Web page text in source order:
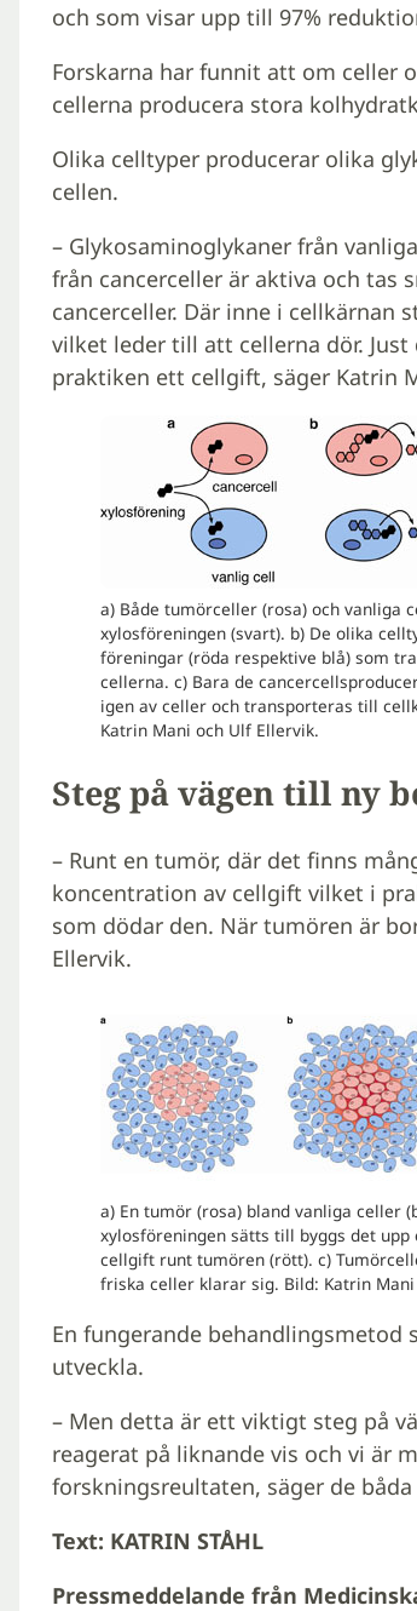
och som visar upp till 97%
Forskarna har funnit att om celler
cellerna producera stora
Olika celltyper producerar olika
cellen.
– Glykosaminoglykaner från
från cancerceller är aktiva och tas
cancerceller. Där inne i cellkärnan
vilket leder till att cellerna dör.
praktiken ett cellgift, säger Katrin
a) Både tumörceller (rosa) och vanliga
xylosföreningen (svart). b) De olika
föreningar (röda respektive blå) som
cellerna. c) Bara de
igen av celler och transporteras till
Katrin Mani och Ulf Ellervik.
Steg på vägen till ny
– Runt en tumör, där det finns
koncentration av cellgift vilket i
som dödar den. När tumören är
Ellervik.
a) En tumör (rosa) bland vanliga celler
xylosföreningen sätts till byggs det upp
cellgift runt tumören (rött). c)
friska celler klarar sig. Bild: Katrin
En fungerande
utveckla.
– Men detta är ett viktigt steg på
reagerat på liknande vis och vi är
forskningsreultaten, säger de
Text: KATRIN STÅHL
Pressmeddelande från